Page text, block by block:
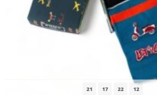
21 17 22 11